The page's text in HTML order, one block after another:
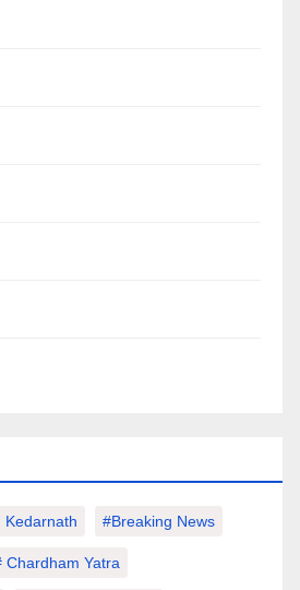
Kedarnath #Breaking News
Chardham Yatra